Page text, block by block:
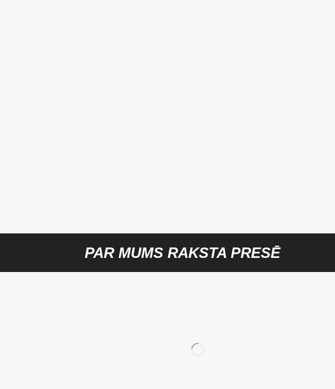
PAR MUMS RAKSTA PRESĒ